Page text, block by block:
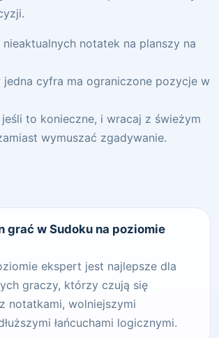
notatek na planszy na
jedna cyfra ma ograniczone pozycje w
to konieczne, i wracaj z świeżym
wymuszać zgadywanie.
grać w Sudoku na poziomie
ekspert jest najlepsze dla
graczy, którzy czują się
notatkami, wolniejszymi
łańcuchami logicznymi.